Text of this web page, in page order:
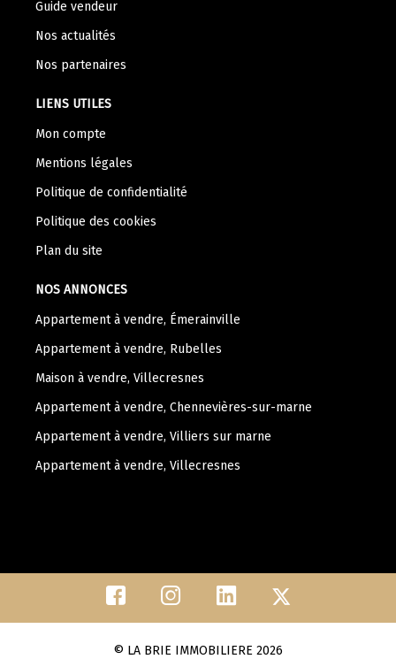
Guide vendeur
Nos actualités
Nos partenaires
LIENS UTILES
Mon compte
Mentions légales
Politique de confidentialité
Politique des cookies
Plan du site
NOS ANNONCES
Appartement à vendre, Émerainville
Appartement à vendre, Rubelles
Maison à vendre, Villecresnes
Appartement à vendre, Chennevières-sur-marne
Appartement à vendre, Villiers sur marne
Appartement à vendre, Villecresnes
© LA BRIE IMMOBILIERE 2026